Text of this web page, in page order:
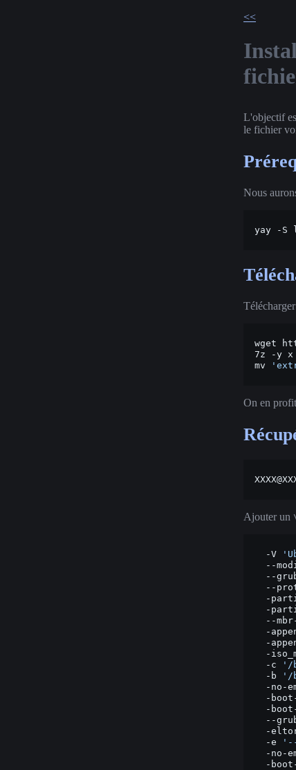
<<
L'objectif
le fichier
Nous
yay -S
wget
7z
-y x
mv
On en
Ajouter un
-V
--
--
--
-
-
--
-
-
-
-c
'/
-b
'/
-no-
-
-
--
-
-e
-no-
-